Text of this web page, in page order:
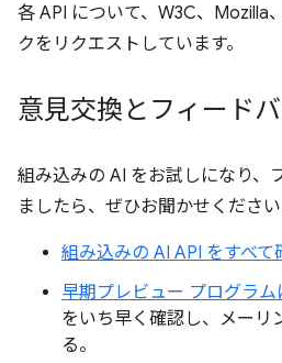
各 API について、W3C、Mozilla
クをリクエストしています。
意見交換とフィード
組み込みの AI をお試しになり、
ましたら、ぜひお聞かせください
組み込みの AI API をすべて
早期プレビュー プログラム
をいち早く確認し、メーリ
る。